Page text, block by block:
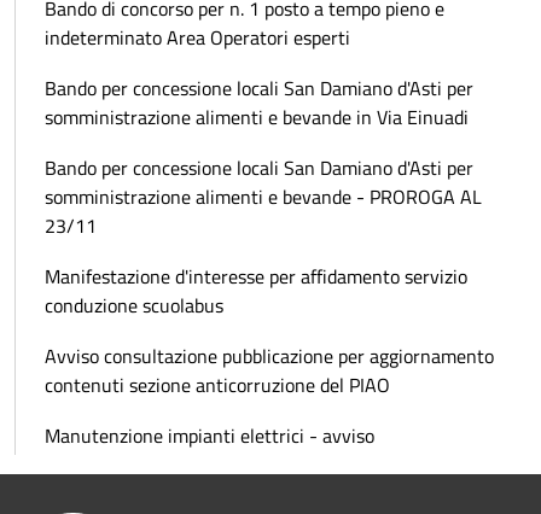
Bando di concorso per n. 1 posto a tempo pieno e
indeterminato Area Operatori esperti
Bando per concessione locali San Damiano d'Asti per
somministrazione alimenti e bevande in Via Einuadi
Bando per concessione locali San Damiano d'Asti per
somministrazione alimenti e bevande - PROROGA AL
23/11
Manifestazione d'interesse per affidamento servizio
conduzione scuolabus
Avviso consultazione pubblicazione per aggiornamento
contenuti sezione anticorruzione del PIAO
Manutenzione impianti elettrici - avviso